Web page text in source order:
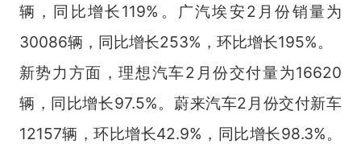
辆，同比增长119%。广汽埃安2月份销量为
30086辆，同比增长253%，环比增长195%。
新势力方面，理想汽车2月份交付量为16620
辆，同比增长97.5%。蔚来汽车2月份交付新车
12157辆，环比增长42.9%，同比增长98.3%。